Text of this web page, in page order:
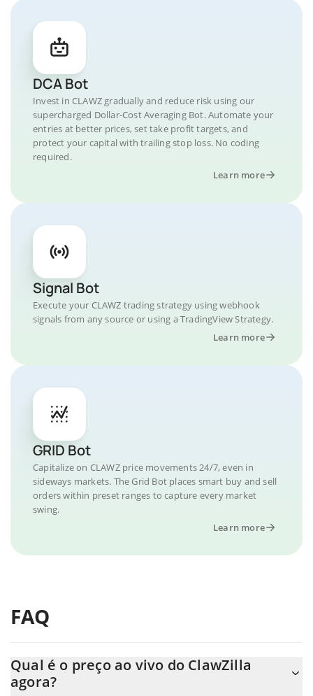
DCA Bot
Invest in CLAWZ gradually and reduce risk using our
supercharged Dollar-Cost Averaging Bot. Automate your
entries at better prices, set take profit targets, and
protect your capital with trailing stop loss. No coding
required.
Learn more
Signal Bot
Execute your CLAWZ trading strategy using webhook
signals from any source or using a TradingView Strategy.
Learn more
GRID Bot
Capitalize on CLAWZ price movements 24/7, even in
sideways markets. The Grid Bot places smart buy and sell
orders within preset ranges to capture every market
swing.
Learn more
FAQ
Qual é o preço ao vivo do ClawZilla
agora?